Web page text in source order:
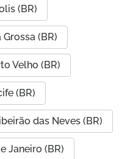
(BR)
Grossa (BR)
Velho (BR)
(BR)
das Neves (BR)
Janeiro (BR)